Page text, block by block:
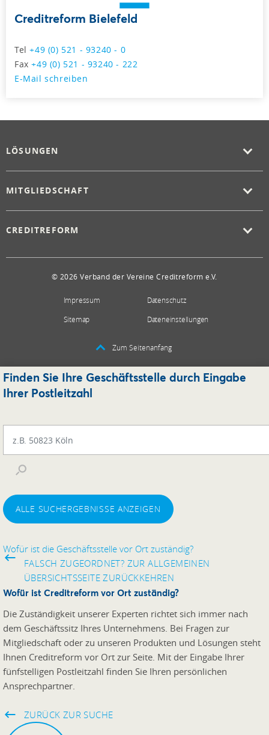
Creditreform Bielefeld
Tel+49 (0) 521 - 93240 - 0
Fax+49 (0) 521 - 93240 - 222
E-Mail schreiben
LÖSUNGEN
MITGLIEDSCHAFT
CREDITREFORM
© 2026 Verband der Vereine Creditreform e.V.
Impressum
Datenschutz
Sitemap
Dateneinstellungen
Zum Seitenanfang
Finden Sie Ihre Geschäftsstelle durch Eingabe
Ihrer Postleitzahl
ALLE SUCHERGEBNISSE ANZEIGEN
Wofür ist die Geschäftsstelle vor Ort zuständig?
FALSCH ZUGEORDNET? ZUR ALLGEMEINEN
ÜBERSICHTSSEITE ZURÜCKKEHREN
Wofür ist Creditreform vor Ort zuständig?
Die Zuständigkeit unserer Experten richtet sich immer nach
dem Geschäftssitz Ihres Unternehmens. Bei Fragen zur
Mitgliedschaft oder zu unseren Produkten und Lösungen steht
Ihnen Creditreform vor Ort zur Seite. Mit der Eingabe Ihrer
fünfstelligen Postleitzahl finden Sie Ihren persönlichen
Ansprechpartner.
ZURÜCK ZUR SUCHE